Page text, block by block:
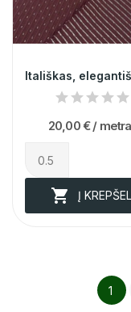
20,00 € /
 Į
1